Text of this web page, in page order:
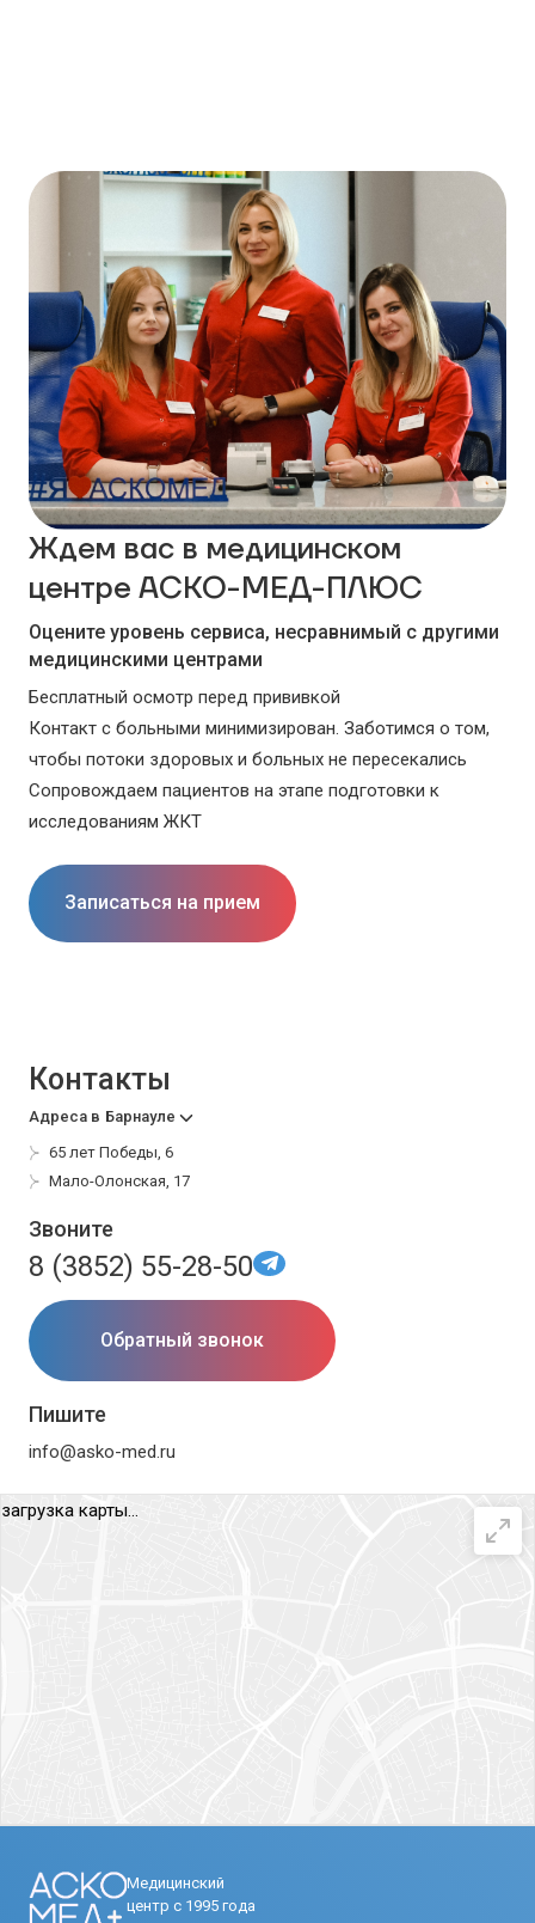
Ждем вас в медицинском
центре АСКО-МЕД-ПЛЮС
Оцените уровень сервиса, несравнимый с другими
медицинскими центрами
Бесплатный осмотр перед прививкой
Контакт с больными минимизирован. Заботимся о том,
чтобы потоки здоровых и больных не пересекались
Сопровождаем пациентов на этапе подготовки к
исследованиям ЖКТ
Записаться на прием
Контакты
Адреса в Барнауле
65 лет Победы, 6
Мало-Олонская, 17
Звоните
8 (3852) 55-28-50
Обратный звонок
Пишите
info@asko-med.ru
загрузка карты...
Медицинский
центр с 1995 года